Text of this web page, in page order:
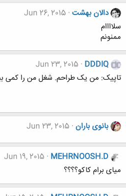
دالان بهشت Jun 26, 2015
سلاااام
ممنونم
DDDIQ
Jun 23, 2015
تاپیک: من یک طراحم. شغل من را کمی
بانوی باران Jun 23, 2015
MEHRNOOSH.D
Jun 19, 2015
میای برام کاکو؟؟؟؟